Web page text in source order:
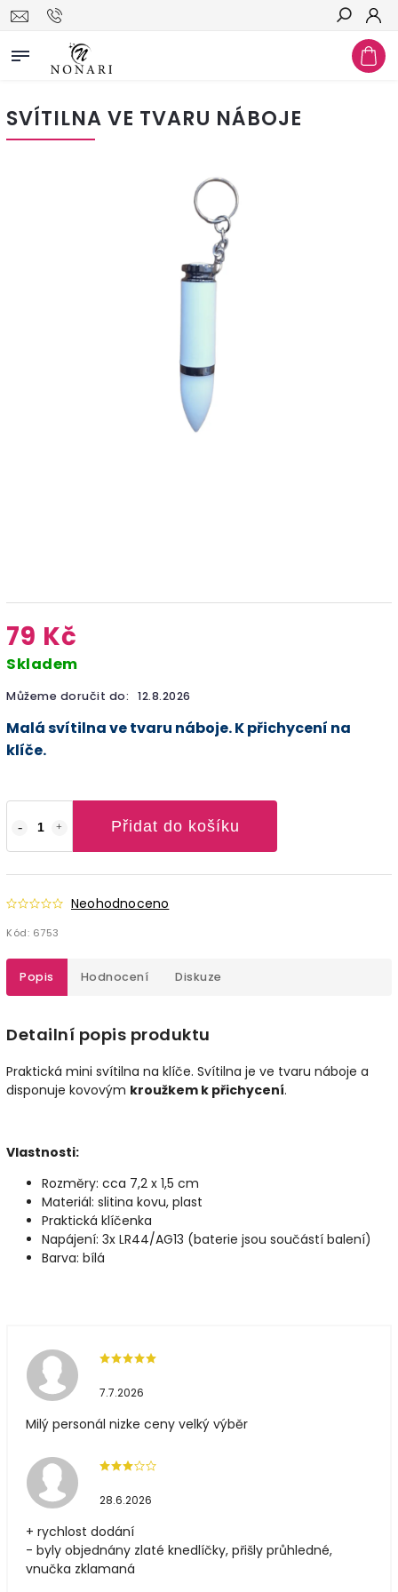
Hledat
SVÍTILNA VE TVARU NÁBOJE
79 Kč
Skladem
Můžeme doručit do: 12.8.2026
Přidat do košíku
Neohodnoceno
Kód: 6753
Malá svítilna ve tvaru náboje. K přichycení na
klíče.
Popis Hodnocení Diskuze
Detailní popis produktu
Praktická mini svítilna na klíče. Svítilna je ve tvaru náboje a
disponuje kovovým kroužkem k přichycení.
Vlastnosti:
Rozměry: cca 7,2 x 1,5 cm
Materiál: slitina kovu, plast
Praktická klíčenka
Napájení: 3x LR44/AG13 (baterie jsou součástí balení)
Barva: bílá
7.7.2026
Milý personál nizke ceny velký výběr
28.6.2026
+ rychlost dodání
- byly objednány zlaté knedlíčky, přišly průhledné,
vnučka zklamaná